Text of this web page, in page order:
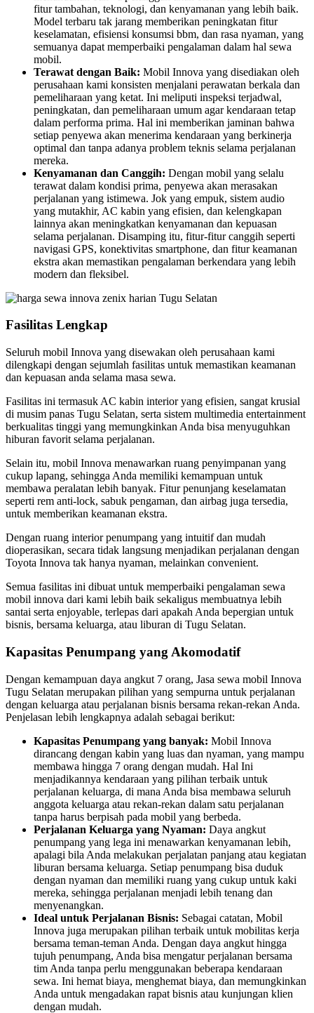
fitur tambahan, teknologi, dan kenyamanan yang lebih baik.
Model terbaru tak jarang memberikan peningkatan fitur
keselamatan, efisiensi konsumsi bbm, dan rasa nyaman, yang
semuanya dapat memperbaiki pengalaman dalam hal sewa
mobil.
Terawat dengan Baik: Mobil Innova yang disediakan oleh
perusahaan kami konsisten menjalani perawatan berkala dan
pemeliharaan yang ketat. Ini meliputi inspeksi terjadwal,
peningkatan, dan pemeliharaan umum agar kendaraan tetap
dalam performa prima. Hal ini memberikan jaminan bahwa
setiap penyewa akan menerima kendaraan yang berkinerja
optimal dan tanpa adanya problem teknis selama perjalanan
mereka.
Kenyamanan dan Canggih: Dengan mobil yang selalu
terawat dalam kondisi prima, penyewa akan merasakan
perjalanan yang istimewa. Jok yang empuk, sistem audio
yang mutakhir, AC kabin yang efisien, dan kelengkapan
lainnya akan meningkatkan kenyamanan dan kepuasan
selama perjalanan. Disamping itu, fitur-fitur canggih seperti
navigasi GPS, konektivitas smartphone, dan fitur keamanan
ekstra akan memastikan pengalaman berkendara yang lebih
modern dan fleksibel.
Fasilitas Lengkap
Seluruh mobil Innova yang disewakan oleh perusahaan kami
dilengkapi dengan sejumlah fasilitas untuk memastikan keamanan
dan kepuasan anda selama masa sewa.
Fasilitas ini termasuk AC kabin interior yang efisien, sangat krusial
di musim panas Tugu Selatan, serta sistem multimedia entertainment
berkualitas tinggi yang memungkinkan Anda bisa menyuguhkan
hiburan favorit selama perjalanan.
Selain itu, mobil Innova menawarkan ruang penyimpanan yang
cukup lapang, sehingga Anda memiliki kemampuan untuk
membawa peralatan lebih banyak. Fitur penunjang keselamatan
seperti rem anti-lock, sabuk pengaman, dan airbag juga tersedia,
untuk memberikan keamanan ekstra.
Dengan ruang interior penumpang yang intuitif dan mudah
dioperasikan, secara tidak langsung menjadikan perjalanan dengan
Toyota Innova tak hanya nyaman, melainkan convenient.
Semua fasilitas ini dibuat untuk memperbaiki pengalaman sewa
mobil innova dari kami lebih baik sekaligus membuatnya lebih
santai serta enjoyable, terlepas dari apakah Anda bepergian untuk
bisnis, bersama keluarga, atau liburan di Tugu Selatan.
Kapasitas Penumpang yang Akomodatif
Dengan kemampuan daya angkut 7 orang, Jasa sewa mobil Innova
Tugu Selatan merupakan pilihan yang sempurna untuk perjalanan
dengan keluarga atau perjalanan bisnis bersama rekan-rekan Anda.
Penjelasan lebih lengkapnya adalah sebagai berikut:
Kapasitas Penumpang yang banyak: Mobil Innova
dirancang dengan kabin yang luas dan nyaman, yang mampu
membawa hingga 7 orang dengan mudah. Hal Ini
menjadikannya kendaraan yang pilihan terbaik untuk
perjalanan keluarga, di mana Anda bisa membawa seluruh
anggota keluarga atau rekan-rekan dalam satu perjalanan
tanpa harus berpisah pada mobil yang berbeda.
Perjalanan Keluarga yang Nyaman: Daya angkut
penumpang yang lega ini menawarkan kenyamanan lebih,
apalagi bila Anda melakukan perjalatan panjang atau kegiatan
liburan bersama keluarga. Setiap penumpang bisa duduk
dengan nyaman dan memiliki ruang yang cukup untuk kaki
mereka, sehingga perjalanan menjadi lebih tenang dan
menyenangkan.
Ideal untuk Perjalanan Bisnis: Sebagai catatan, Mobil
Innova juga merupakan pilihan terbaik untuk mobilitas kerja
bersama teman-teman Anda. Dengan daya angkut hingga
tujuh penumpang, Anda bisa mengatur perjalanan bersama
tim Anda tanpa perlu menggunakan beberapa kendaraan
sewa. Ini hemat biaya, menghemat biaya, dan memungkinkan
Anda untuk mengadakan rapat bisnis atau kunjungan klien
dengan mudah.